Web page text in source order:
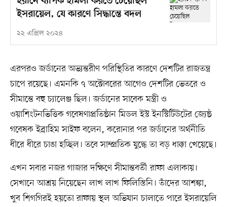
ইসরায়েল, যে কারণে সিদ্ধান্তে বদল
২২ এপ্রিল ২০২৪
এরপরও জর্ডানের অভ্যন্তরীণ পরিস্থিতির কারণে দেশটির রাজতন্ত্র
চাপে রয়েছে। এমনকি ৭ অক্টোবরের আগেও দেশটির ভেতরে ও
সীমান্তে বহু চ্যালেঞ্জ ছিল। জর্ডানের সাবেক মন্ত্রী ও
ওয়াশিংটনভিত্তিক গবেষণাপ্রতিষ্ঠান মিডল ইস্ট ইনস্টিটিউটের জ্যেষ্ঠ
গবেষক ইব্রাহিম সাইফ বলেন, করোনার পর জর্ডানের অর্থনীতি
ধীরে ধীরে চাঙা হচ্ছিল। তবে সাম্প্রতিক যুদ্ধে তা বড় ধাক্কা খেয়েছে।
এখন সবার নজর গাজার দক্ষিণে সীমান্তবর্তী রাফা এলাকায়।
সেখানে আশ্রয় নিয়েছেন লাখ লাখ ফিলিস্তিনি। তাঁদের আশঙ্কা,
খুব শিগগিরই হয়তো রাফায় স্থল অভিযান চালাতে পারে ইসরায়েলি